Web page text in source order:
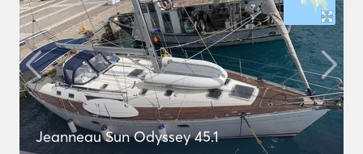
Jeanneau Sun Odyssey 45.1